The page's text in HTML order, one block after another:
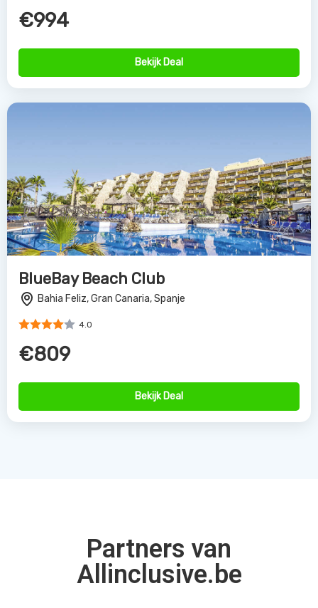
€994
Bekijk Deal
BlueBay Beach Club
Bahia Feliz, Gran Canaria, Spanje
4.0
€809
Bekijk Deal
Partners van
Allinclusive.be